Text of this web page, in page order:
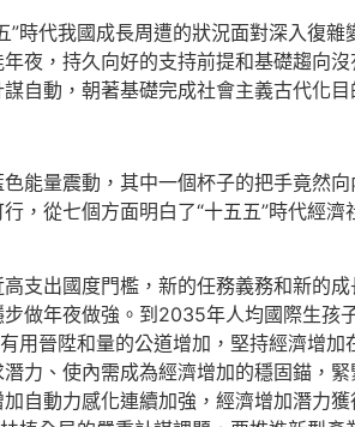
”時代我國成長周遭的狀況面對深入復雜
夜，持久向好的支持前提和基礎趨向
自動，朝著基礎完成社會主義古代化目
能量震動，其中一個杯子的把手竟然
，從七個方面明白了“十五五”時代經
支出國度門檻，新的任務義務和新的
做年夜做強。到2035年人均國際生孩
用晉陞和量的公道增加，堅持經濟增
潛力、使內需成為經濟增加的穩固錨，
自動力感化連續加強，經濟增加潛力